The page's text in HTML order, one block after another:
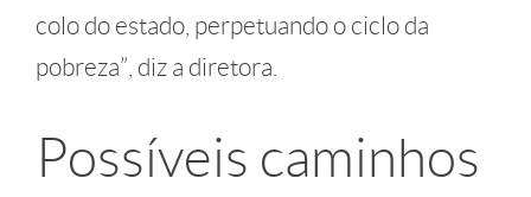
colo do estado, perpetuando o ciclo da
pobreza”, diz a diretora.
Possíveis caminhos